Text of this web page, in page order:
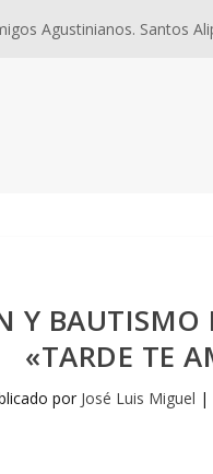
Agustinianos. Santos
Y
«TARDE TE
por José Luis Miguel |